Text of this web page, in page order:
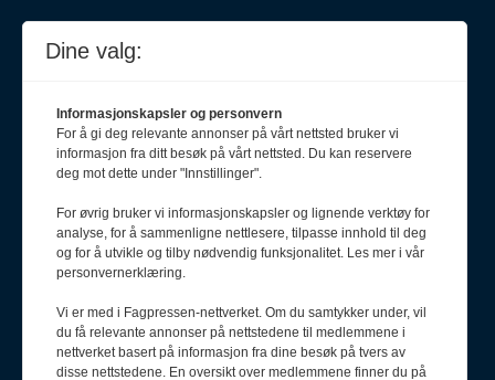
Meld deg på nyhetsbrev
Dine valg:
Informasjonskapsler og personvern
For å gi deg relevante annonser på vårt nettsted bruker vi
informasjon fra ditt besøk på vårt nettsted. Du kan reservere
deg mot dette under "Innstillinger".
For øvrig bruker vi informasjonskapsler og lignende verktøy for
analyse, for å sammenligne nettlesere, tilpasse innhold til deg
og for å utvikle og tilby nødvendig funksjonalitet. Les mer i vår
personvernerklæring.
Vi er med i Fagpressen-nettverket. Om du samtykker under, vil
du få relevante annonser på nettstedene til medlemmene i
nettverket basert på informasjon fra dine besøk på tvers av
disse nettstedene. En oversikt over medlemmene finner du på